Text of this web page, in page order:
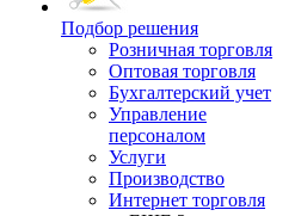
Подбор решения
Розничная торговля
Оптовая торговля
Бухгалтерский учет
Управление
персоналом
Услуги
Производство
Интернет торговля